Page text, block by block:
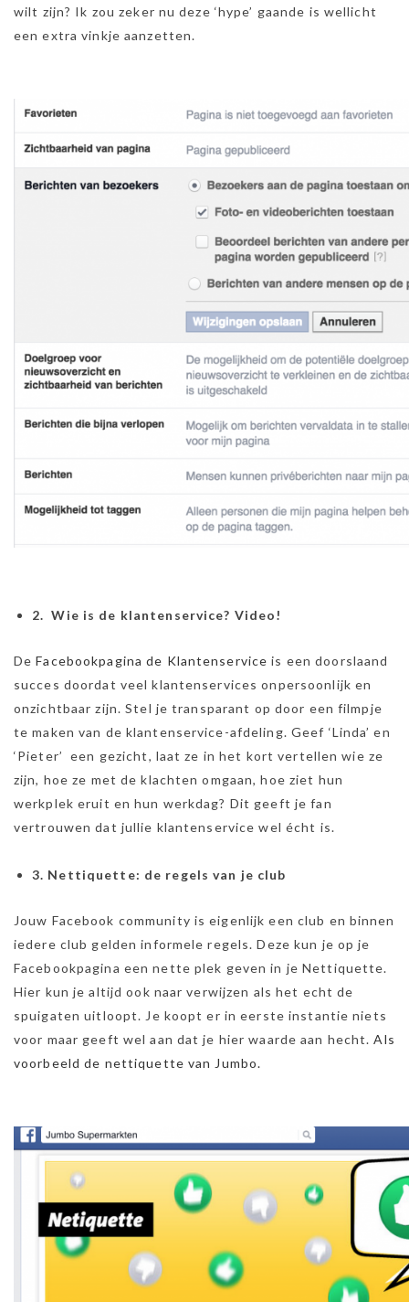
wilt zijn? Ik zou zeker nu deze ‘hype’ gaande is wellicht
een extra vinkje aanzetten.
2. Wie is de klantenservice? Video!
DeFacebookpagina de Klantenservice is een doorslaand
succes doordat veel klantenservices onpersoonlijk en
onzichtbaar zijn. Stel je transparant op door een filmpje
te maken van de klantenservice-afdeling. Geef ‘Linda’ en
‘Pieter’ een gezicht, laat ze in het kort vertellen wie ze
zijn, hoe ze met de klachten omgaan, hoe ziet hun
werkplek eruit en hun werkdag? Dit geeft je fan
vertrouwen dat jullie klantenservice wel écht is.
3. Nettiquette: de regels van je club
Jouw Facebook community is eigenlijk een club en binnen
iedere club gelden informele regels. Deze kun je op je
Facebookpagina een nette plek geven in je Nettiquette.
Hier kun je altijd ook naar verwijzen als het echt de
spuigaten uitloopt. Je koopt er in eerste instantie niets
voor maar geeft wel aan dat je hier waarde aan hecht.Als
voorbeeld de nettiquette van Jumbo.